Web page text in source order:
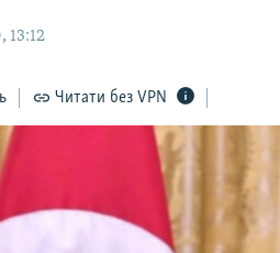
13:12
Читати без VPN